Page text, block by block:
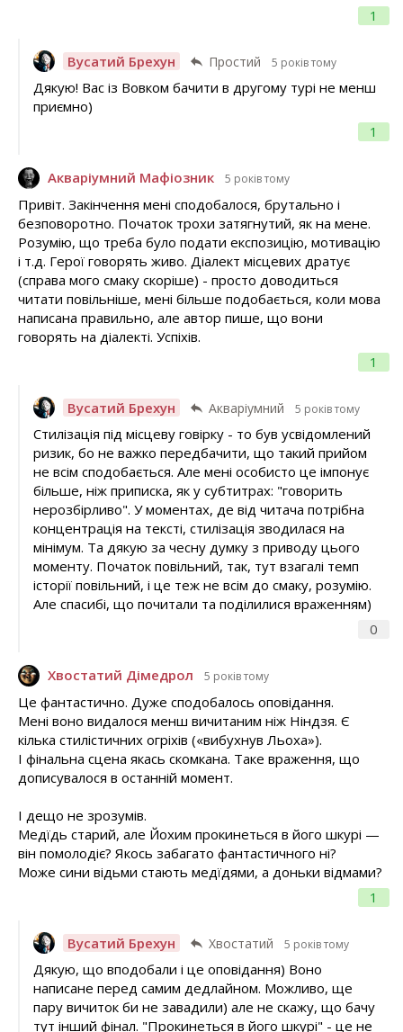
1
Вусатий Брехун Простий 5 років тому
1
Дякую! Вас із Вовком бачити в другому турі не менш
приємно)
Акваріумний Мафіозник 5 років тому
1
Привіт. Закінчення мені сподобалося, брутально і
безповоротно. Початок трохи затягнутий, як на мене.
Розумію, що треба було подати експозицію, мотивацію
і т.д. Герої говорять живо. Діалект місцевих дратує
(справа мого смаку скоріше) - просто доводиться
читати повільніше, мені більше подобається, коли мова
написана правильно, але автор пише, що вони
говорять на діалекті. Успіхів.
Вусатий Брехун Акваріумний 5 років тому
0
Стилізація під місцеву говірку - то був усвідомлений
ризик, бо не важко передбачити, що такий прийом
не всім сподобається. Але мені особисто це імпонує
більше, ніж приписка, як у субтитрах: "говорить
нерозбірливо". У моментах, де від читача потрібна
концентрація на тексті, стилізація зводилася на
мінімум. Та дякую за чесну думку з приводу цього
моменту. Початок повільний, так, тут взагалі темп
історії повільний, і це теж не всім до смаку, розумію.
Але спасибі, що почитали та поділилися враженням)
Хвостатий Дімедрол 5 років тому
1
Це фантастично. Дуже сподобалось оповідання.
Мені воно видалося менш вичитаним ніж Ніндзя. Є
кілька стилістичних огріхів («вибухнув Льоха»).
І фінальна сцена якась скомкана. Таке враження, що
дописувалося в останній момент.
І дещо не зрозумів.
Медїдь старий, але Йохим прокинеться в його шкурі —
він помолодіє? Якось забагато фантастичного ні?
Може сини відьми стають медїдями, а доньки відмами?
Вусатий Брехун Хвостатий 5 років тому
Дякую, що вподобали і це оповідання) Воно
написане перед самим дедлайном. Можливо, ще
пару вичиток би не завадили) але не скажу, що бачу
тут інший фінал. "Прокинеться в його шкурі" - це не